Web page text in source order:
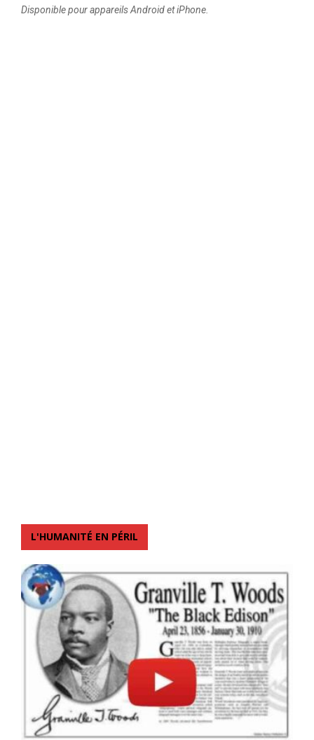
Disponible pour appareils Android et iPhone.
L'HUMANITÉ EN PÉRIL